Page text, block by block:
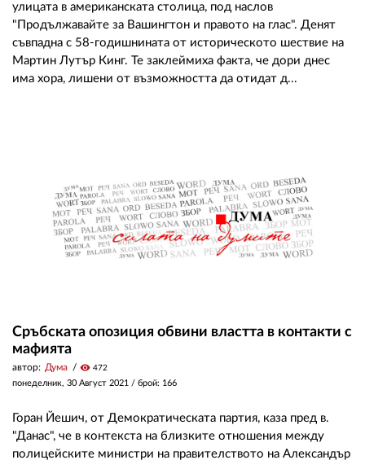
улицата в американската столица, под наслов
"Продължавайте за Вашингтон и правото на глас". Денят
съвпадна с 58-годишнината от историческото шествие на
Мартин Лутър Кинг. Те заклеймиха факта, че дори днес
има хора, лишени от възможността да отидат д...
Сръбската опозиция обвини властта в контакти с
мафията
автор: Дума visibility 472
понеделник, 30 Август 2021 / брой: 166
Горан Йешич, от Демократическата партия, каза пред в.
"Данас", че в контекста на близките отношения между
полицейските министри на правителството на Александър